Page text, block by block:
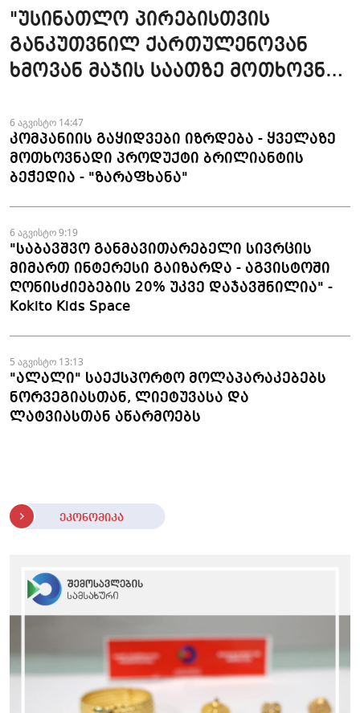
"უსინათლო პირებისთვის
განკუთვნილ ქართულენოვან
ხმოვან მაჯის საათზე მოთხოვნა
6 აგვისტო 14:47
კომპანიის გაყიდვები იზრდება - ყველაზე
მოთხოვნადი პროდუქტი ბრილიანტის
ბეჭედია - "ზარაფხანა"
6 აგვისტო 9:19
"საბავშვო განმავითარებელი სივრცის
მიმართ ინტერესი გაიზარდა - აგვისტოში
ღონისძიებების 20% უკვე დაჯავშნილია" -
Kokito Kids Space
5 აგვისტო 13:13
"ალალი" საექსპორტო მოლაპარაკებებს
ნორვეგიასთან, ლიეტუვასა და
ლატვიასთან აწარმოებს
ეკონომიკა